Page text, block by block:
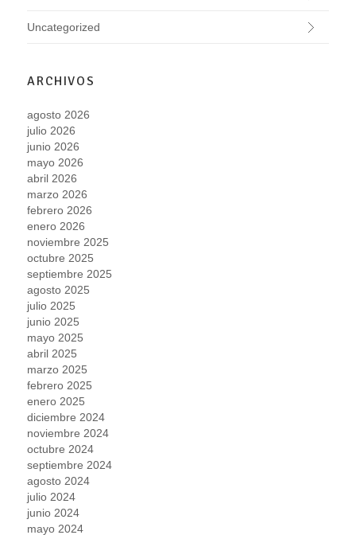
Uncategorized
ARCHIVOS
agosto 2026
julio 2026
junio 2026
mayo 2026
abril 2026
marzo 2026
febrero 2026
enero 2026
noviembre 2025
octubre 2025
septiembre 2025
agosto 2025
julio 2025
junio 2025
mayo 2025
abril 2025
marzo 2025
febrero 2025
enero 2025
diciembre 2024
noviembre 2024
octubre 2024
septiembre 2024
agosto 2024
julio 2024
junio 2024
mayo 2024